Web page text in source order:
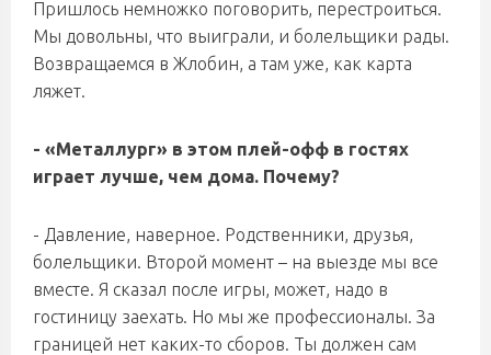
Пришлось немножко поговорить, перестроиться.
Мы довольны, что выиграли, и болельщики рады.
Возвращаемся в Жлобин, а там уже, как карта
ляжет.
- «Металлург» в этом плей-офф в гостях
играет лучше, чем дома. Почему?
- Давление, наверное. Родственники, друзья,
болельщики. Второй момент – на выезде мы все
вместе. Я сказал после игры, может, надо в
гостиницу заехать. Но мы же профессионалы. За
границей нет каких-то сборов. Ты должен сам